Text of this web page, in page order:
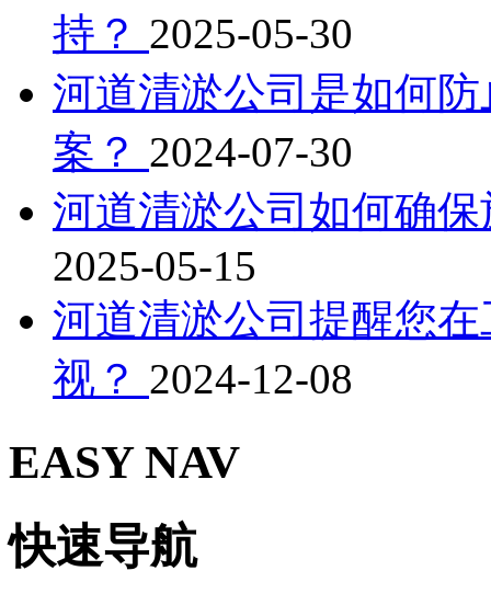
持？ 2025-05-30
河道清淤公司是如何
案？ 2024-07-30
河道清淤公司如何确
2025-05-15
河道清淤公司提醒您
视？ 2024-12-08
EASY NAV
快速导航